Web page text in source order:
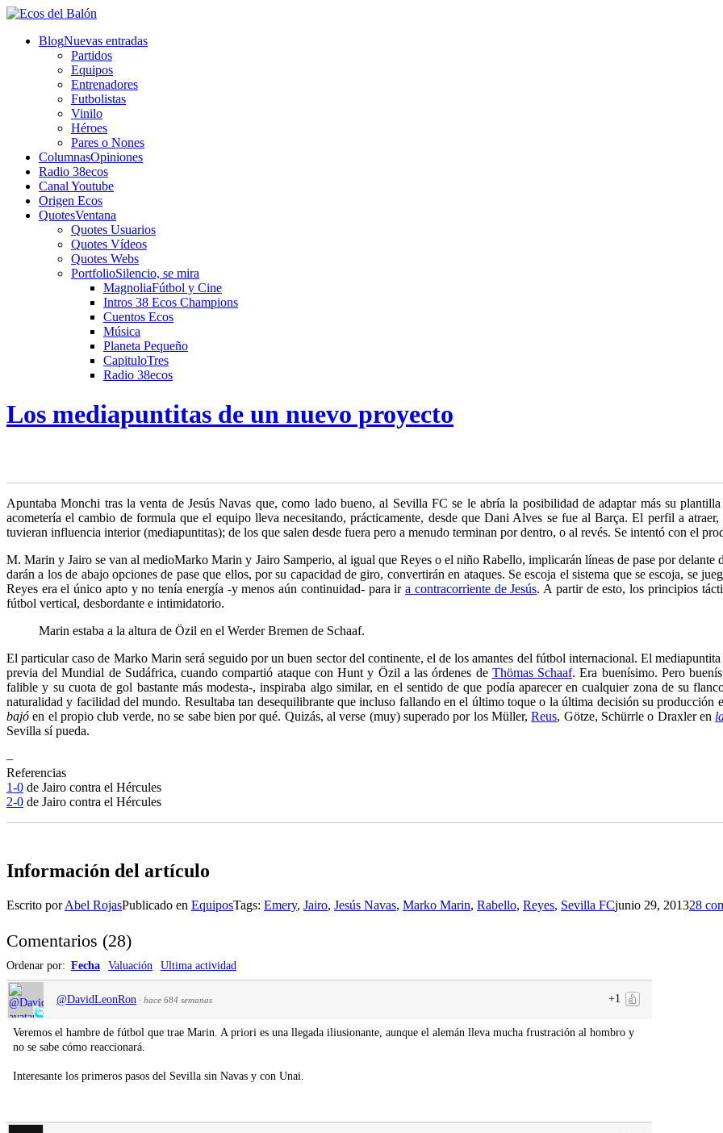
BlogNuevas entradas
Partidos
Equipos
Entrenadores
Futbolistas
Vinilo
Héroes
Pares o Nones
ColumnasOpiniones
Radio 38ecos
Canal Youtube
Origen Ecos
QuotesVentana
Quotes Usuarios
Quotes Vídeos
Quotes Webs
PortfolioSilencio, se mira
MagnoliaFútbol y Cine
Intros 38 Ecos Champions
Cuentos Ecos
Música
Planeta Pequeño
CapituloTres
Radio 38ecos
Los mediapuntitas de un nuevo proyecto
Apuntaba Monchi tras la venta de Jesús Navas que, como lado bueno, al Sevilla FC se le abría la posibilidad de adaptar más su
acometería el cambio de formula que el equipo lleva necesitando, prácticamente, desde que Dani Alves se fue al Barça. El perfil a
tuvieran influencia interior (mediapuntitas); de los que salen desde fuera pero a menudo terminan por dentro, o al revés. Se intentó con el
M. Marin y Jairo se van al medioMarko Marin y Jairo Samperio, al igual que Reyes o el niño Rabello, implicarán líneas de pase por delante
darán a los de abajo opciones de pase que ellos, por su capacidad de giro, convertirán en ataques. Se escoja el sistema que se escoja, se
Reyes era el único apto y no tenía energía -y menos aún continuidad- para ira contracorriente de Jesús. A partir de esto, los principios
fútbol vertical, desbordante e intimidatorio.
Marin estaba a la altura de Özil en el Werder Bremen de Schaaf.
El particular caso de Marko Marin será seguido por un buen sector del continente, el de los amantes del fútbol internacional. El
previa del Mundial de Sudáfrica, cuando compartió ataque con Hunt y Özil a las órdenes de Thömas Schaaf. Era buenísimo. Pero
falible y su cuota de gol bastante más modesta-, inspiraba algo similar, en el sentido de que podía aparecer en cualquier zona de su
naturalidad y facilidad del mundo. Resultaba tan desequilibrante que incluso fallando en el último toque o la última decisión su producción
bajó en el propio club verde, no se sabe bien por qué. Quizás, al verse (muy) superado por los Müller,Reus, Götze, Schürrle o Draxler en
Sevilla sí pueda.
–
Referencias
1-0 de Jairo contra el Hércules
2-0 de Jairo contra el Hércules
Información del artículo
Escrito porAbel RojasPublicado en EquiposTags: Emery, Jairo, Jesús Navas, Marko Marin, Rabello, Reyes, Sevilla FCjunio 29, 201328
Comentarios (28)
Ordenar por: Fecha Valuación Ultima actividad
+1
@DavidLeonRon · hace 684 semanas
Veremos el hambre de fútbol que trae Marin. A priori es una llegada iliusionante, aunque el alemán lleva mucha frustración al hombro y
no se sabe cómo reaccionará.
Interesante los primeros pasos del Sevilla sin Navas y con Unai.